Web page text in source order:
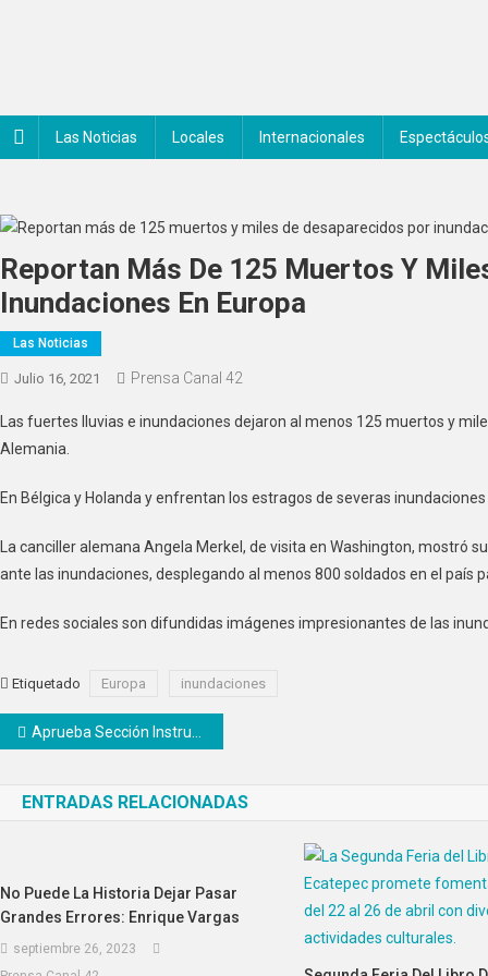
Las Noticias Locales Internacionales
Reportan Más De 125 Muertos Y
Inundaciones En Europa
Las Noticias
Julio 16, 2021 Prensa Canal 42
Las fuertes lluvias e inundaciones dejaron al menos 125 muertos y
Alemania.
En Bélgica y Holanda y enfrentan los estragos de severas
La canciller alemana Angela Merkel, de visita en Washington, mostró
ante las inundaciones, desplegando al menos 800 soldados en el país
En redes sociales son difundidas imágenes impresionantes de las
Etiquetado Europa inundaciones
Navegación
entradas
Aprueba Sección Instructora desafuero de Mauricio Toledo
ENTRADAS RELACIONADAS
No Puede La Historia Dejar Pasar
Grandes Errores: Enrique Vargas
septiembre 26, 2023